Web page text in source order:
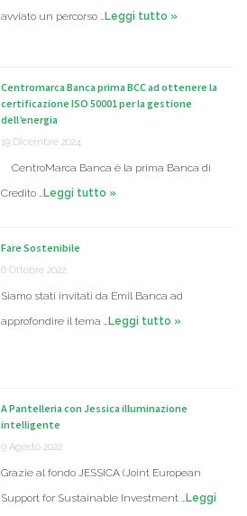
avviato un percorso …Leggi tutto »
Centromarca Banca prima BCC ad ottenere la
certificazione ISO 50001 per la gestione
dell’energia
19 Dicembre 2024
CentroMarca Banca è la prima Banca di
Credito …Leggi tutto »
Fare Sostenibile
6 Ottobre 2022
Siamo stati invitati da Emil Banca ad
approfondire il tema …Leggi tutto »
A Pantelleria con Jessica illuminazione
intelligente
9 Agosto 2022
Grazie al fondo JESSICA (Joint European
Support for Sustainable Investment …Leggi